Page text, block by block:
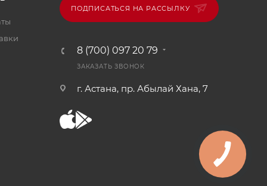
ПОДПИСАТЬСЯ НА РАССЫЛКУ
8 (700) 097 20 79
ЗАКАЗАТЬ ЗВОНОК
г. Астана, пр. Абылай Хана, 7